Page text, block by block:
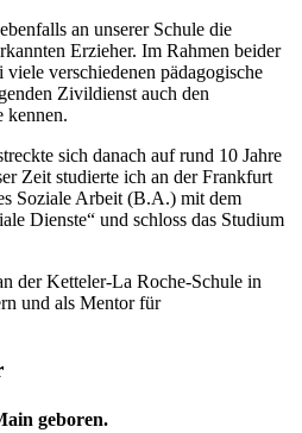
an unserer Schule die
Erzieher. Im Rahmen beider
verschiedenen pädagogische
Zivildienst auch den
kennen.
sich danach auf rund 10 Jahre
Zeit studierte ich an der Frankfurt
Soziale Arbeit (B.A.) mit dem
Dienste“ und schloss das Studium
der Ketteler-La Roche-Schule in
und als Mentor für
geboren.